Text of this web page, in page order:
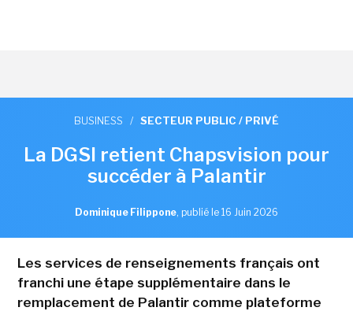
BUSINESS / SECTEUR PUBLIC / PRIVÉ
La DGSI retient Chapsvision pour
succéder à Palantir
Dominique Filippone, publié le 16 Juin 2026
Les services de renseignements français ont
franchi une étape supplémentaire dans le
remplacement de Palantir comme plateforme